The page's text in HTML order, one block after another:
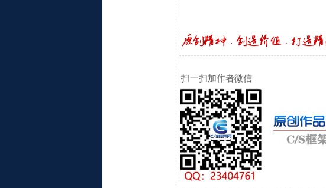
扫一扫加作者微信